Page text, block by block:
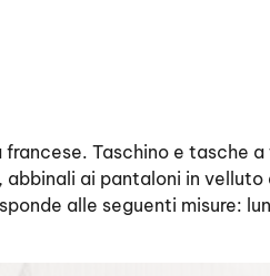
Taschino e
ai pantaloni in
alle seguenti misure: